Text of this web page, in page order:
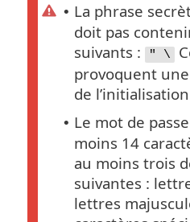
• La phrase
doit pas
suivants :
" \
provoquent
de
• Le mot de
moins 14
au moins trois
suivantes :
lettres